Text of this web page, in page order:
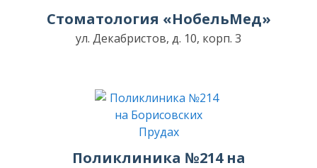
Стоматология «НобельМед»
ул. Декабристов, д. 10, корп. 3
Поликлиника №214 на